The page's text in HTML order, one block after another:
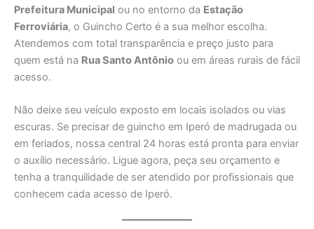
Prefeitura Municipal ou no entorno da Estação
Ferroviária, o Guincho Certo é a sua melhor escolha.
Atendemos com total transparência e preço justo para
quem está na Rua Santo Antônio ou em áreas rurais de fácil
acesso.
Não deixe seu veículo exposto em locais isolados ou vias
escuras. Se precisar de guincho em Iperó de madrugada ou
em feriados, nossa central 24 horas está pronta para enviar
o auxílio necessário. Ligue agora, peça seu orçamento e
tenha a tranquilidade de ser atendido por profissionais que
conhecem cada acesso de Iperó.